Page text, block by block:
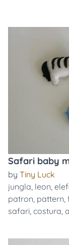
Safari baby
by Tiny Luck
jungla, leon,
patron, pattern,
safari, costura,